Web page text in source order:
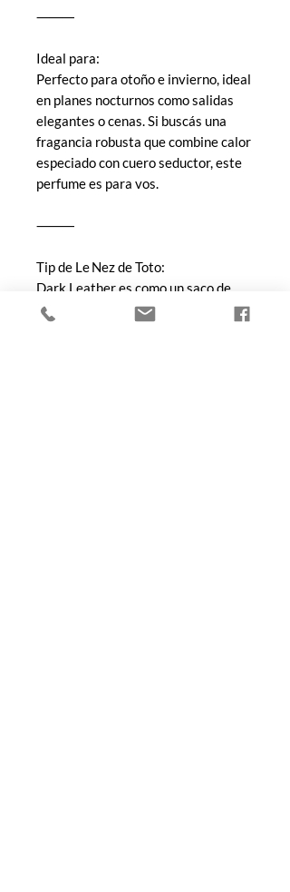
⸻
Ideal para:
Perfecto para otoño e invierno, ideal
en planes nocturnos como salidas
elegantes o cenas. Si buscás una
fragancia robusta que combine calor
especiado con cuero seductor, este
perfume es para vos.
⸻
Tip de Le Nez de Toto:
Dark Leather es como un saco de
cuero sobre piel desnuda en una